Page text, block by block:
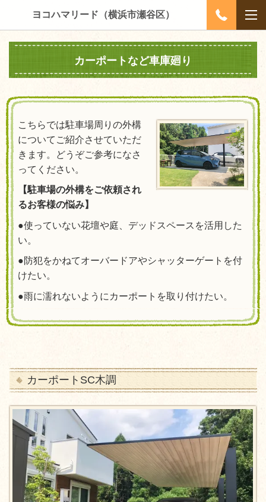
ヨコハマリード（横浜市瀬谷区）
カーポートなど車庫廻り
こちらでは駐車場周りの外構
についてご紹介させていただ
きます。どうぞご参考になさ
ってください。
【駐車場の外構をご依頼され
るお客様の悩み】
●使っていない花壇や庭、デッドスペースを活用した
い。
●防犯をかねてオーバードアやシャッターゲートを付
けたい。
●雨に濡れないようにカーポートを取り付けたい。
カーポートSC木調